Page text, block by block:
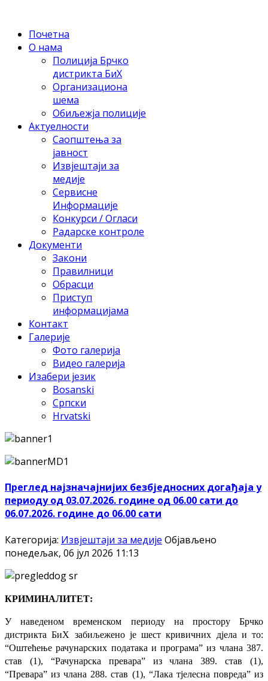
Почетна
О нама
Полиција Брчко
дистрикта БиХ
Организациона
шема
Обиљежја полиције
Актуелности
Саопштења за
јавност
Извјештаји за
медије
Сервисне
Информације
Конкурси / Огласи
Радарске контроле
Документи
Закони
Правилници
Обрасци
Приступ
информацијама
Контакт
Галерије
Фото галерија
Видео галерија
Изабери језик
Bosanski
Српски
Hrvatski
Преглед најзначајнијих безбједносних догађаја у
периоду од 03.07.2026. године од 06.00 сати до
06.07.2026. године до 06.00 сати
Категорија: Извјештаји за медије Објављено
понедељак, 06 јул 2026 11:13
КРИМИНАЛИТЕТ:
У наведеном временском периоду на простору Брчко
дистрикта БиХ забиљежено је шест кривичних дјела и то:
“Оштећење рачунарских података и програма” из члана 387.
став (1), “Рачунарска превара” из члана 389. став (1),
“Превара” из члана 288. став (1), “Лака тјелесна повреда” из